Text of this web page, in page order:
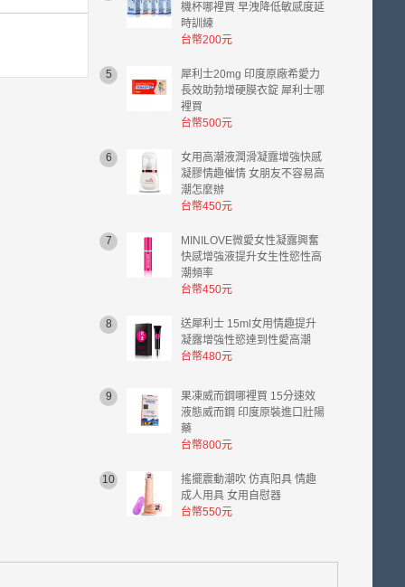
機杯哪裡買 早洩降低敏感度延
時訓練
台幣200元
5
犀利士20mg 印度原廠希愛力
長效助勃增硬膜衣錠 犀利士哪
裡買
台幣500元
6
女用高潮液潤滑凝露增強快感
凝膠情趣催情 女朋友不容易高
潮怎麼辦
台幣450元
7
MINILOVE微愛女性凝露興奮
快感增強液提升女生性慾性高
潮頻率
台幣450元
8
送犀利士 15ml女用情趣提升
凝露增強性慾達到性愛高潮
台幣480元
9
果凍威而鋼哪裡買 15分速效
液態威而鋼 印度原裝進口壯陽
藥
台幣800元
10
搖擺震動潮吹 仿真阳具 情趣
成人用具 女用自慰器
台幣550元